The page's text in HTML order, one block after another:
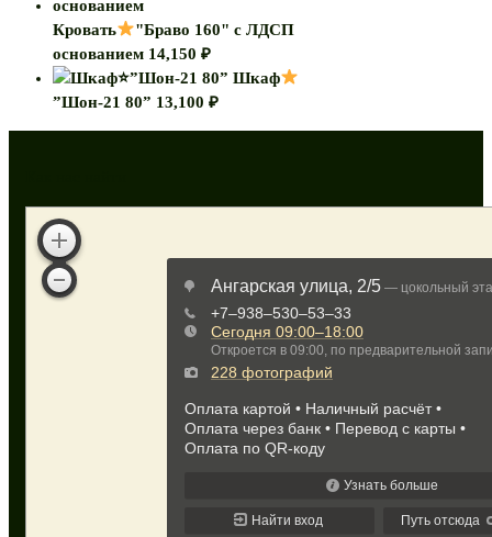
Кровать
"Браво 160" с ЛДСП
основанием 14,150 ₽
Шкаф
”Шон-21 80” 13,100 ₽